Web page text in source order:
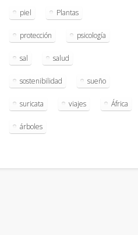
piel Plantas
protección psicología
sal salud
sostenibilidad sueño
suricata viajes África
árboles